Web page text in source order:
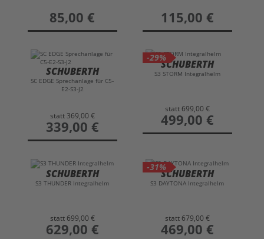
preis
85,00 € preis
115,00 €
SCHUBERTH
SC EDGE Sprechanlage für C5-
E2-S3-J2
statt 369,00 €
preis
339,00 €
-29%
SCHUBERTH
S3 STORM Integralhelm
statt 699,00 €
preis
499,00 €
SCHUBERTH
S3 THUNDER Integralhelm
statt 699,00 €
preis
629,00 €
-31%
SCHUBERTH
S3 DAYTONA Integralhelm
statt 679,00 €
preis
469,00 €